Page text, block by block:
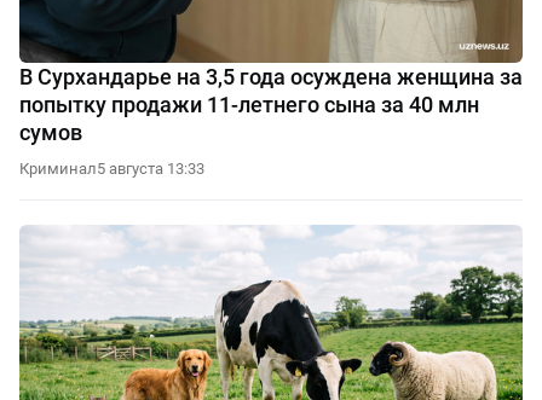
В Сурхандарье на 3,5 года осуждена женщина за
попытку продажи 11-летнего сына за 40 млн
сумов
Криминал5 августа 13:33